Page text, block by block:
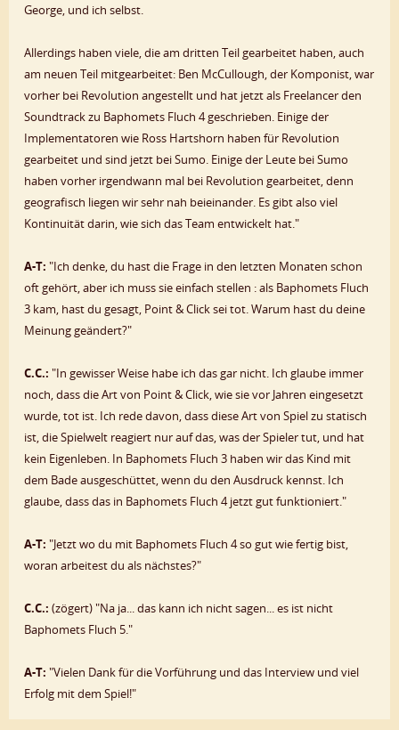
George, und ich selbst.
Allerdings haben viele, die am dritten Teil gearbeitet haben, auch
am neuen Teil mitgearbeitet: Ben McCullough, der Komponist, war
vorher bei Revolution angestellt und hat jetzt als Freelancer den
Soundtrack zu Baphomets Fluch 4 geschrieben. Einige der
Implementatoren wie Ross Hartshorn haben für Revolution
gearbeitet und sind jetzt bei Sumo. Einige der Leute bei Sumo
haben vorher irgendwann mal bei Revolution gearbeitet, denn
geografisch liegen wir sehr nah beieinander. Es gibt also viel
Kontinuität darin, wie sich das Team entwickelt hat."
A-T: "Ich denke, du hast die Frage in den letzten Monaten schon
oft gehört, aber ich muss sie einfach stellen : als Baphomets Fluch
3 kam, hast du gesagt, Point & Click sei tot. Warum hast du deine
Meinung geändert?"
C.C.: "In gewisser Weise habe ich das gar nicht. Ich glaube immer
noch, dass die Art von Point & Click, wie sie vor Jahren eingesetzt
wurde, tot ist. Ich rede davon, dass diese Art von Spiel zu statisch
ist, die Spielwelt reagiert nur auf das, was der Spieler tut, und hat
kein Eigenleben. In Baphomets Fluch 3 haben wir das Kind mit
dem Bade ausgeschüttet, wenn du den Ausdruck kennst. Ich
glaube, dass das in Baphomets Fluch 4 jetzt gut funktioniert."
A-T: "Jetzt wo du mit Baphomets Fluch 4 so gut wie fertig bist,
woran arbeitest du als nächstes?"
C.C.: (zögert) "Na ja... das kann ich nicht sagen... es ist nicht
Baphomets Fluch 5."
A-T: "Vielen Dank für die Vorführung und das Interview und viel
Erfolg mit dem Spiel!"